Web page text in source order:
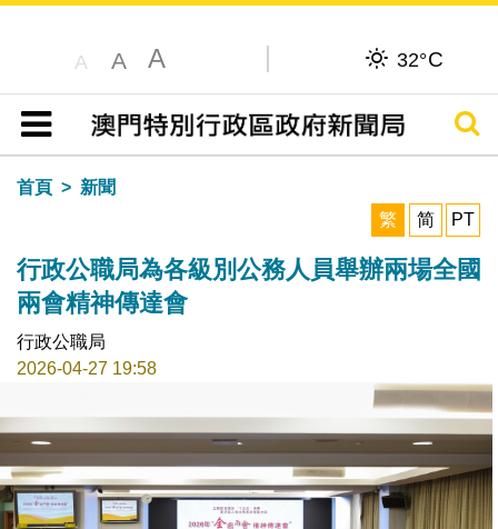
A A A 32°C
目錄
搜尋
首頁
新聞
繁
简 PT
行政公職局為各級別公務人員舉辦兩場全國
兩會精神傳達會
行政公職局
2026-04-27 19:58